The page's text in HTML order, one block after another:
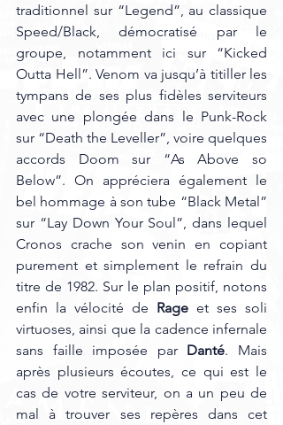
traditionnel sur “Legend”, au classique
Speed/Black, démocratisé par le
groupe, notamment ici sur “Kicked
Outta Hell”. Venom va jusqu’à titiller les
tympans de ses plus fidèles serviteurs
avec une plongée dans le Punk-Rock
sur “Death the Leveller”, voire quelques
accords Doom sur “As Above so
Below”. On appréciera également le
bel hommage à son tube “Black Metal”
sur “Lay Down Your Soul”, dans lequel
Cronos crache son venin en copiant
purement et simplement le refrain du
titre de 1982. Sur le plan positif, notons
enfin la vélocité de Rage et ses soli
virtuoses, ainsi que la cadence infernale
sans faille imposée par Danté. Mais
après plusieurs écoutes, ce qui est le
cas de votre serviteur, on a un peu de
mal à trouver ses repères dans cet